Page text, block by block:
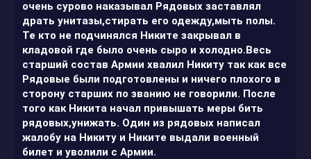
очень сурово наказывал Рядовых заставлял
драть унитазы,стирать его одежду,мыть полы.
Те кто не подчинялся Никите закрывал в
кладовой где было очень сыро и холодно.Весь
старший состав Армии хвалил Никиту так как все
Рядовые были подготовлены и ничего плохого в
сторону старших по званию не говорили. После
того как Никита начал привышать меры бить
рядовых,унижать. Один из рядовых написал
жалобу на Никиту и Никите выдали военный
билет и уволили с Армии.